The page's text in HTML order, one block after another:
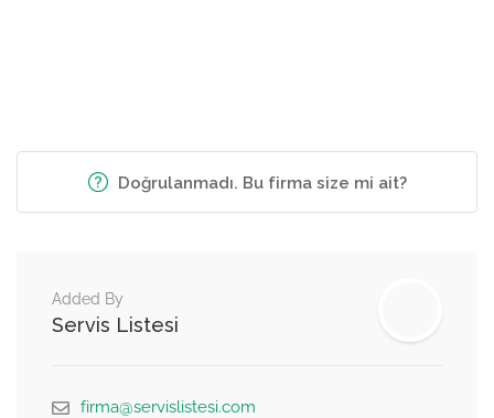
Doğrulanmadı. Bu firma size mi ait?
Added By
Servis Listesi
firma@servislistesi.com